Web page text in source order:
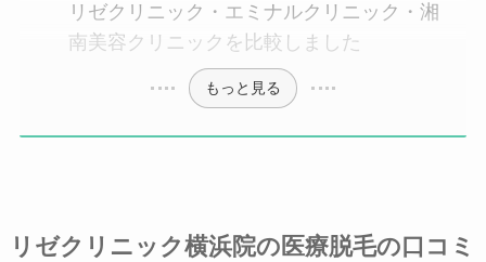
リゼクリニック・エミナルクリニック・湘
南美容クリニックを比較しました
もっと見る
リゼクリニック横浜院の医療脱毛の口コミ